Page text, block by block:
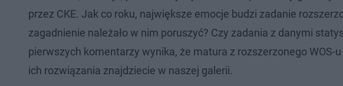
przez CKE. Jak co roku, największe emocje budzi zadanie
zagadnienie należało w nim poruszyć? Czy zadania z danymi
pierwszych komentarzy wynika, że matura z rozszerzonego WOS-u
ich rozwiązania znajdziecie w naszej galerii.